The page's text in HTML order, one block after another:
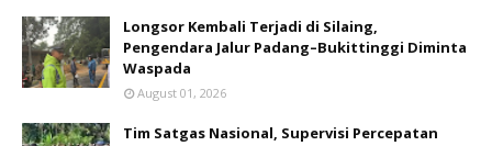
Longsor Kembali Terjadi di Silaing,
Pengendara Jalur Padang–Bukittinggi Diminta
Waspada
August 01, 2026
Tim Satgas Nasional, Supervisi Percepatan